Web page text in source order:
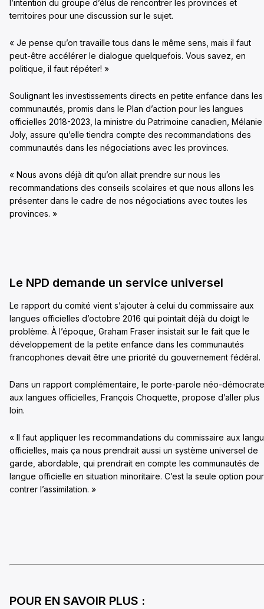
l’intention du groupe d’élus de rencontrer les provinces et
territoires pour une discussion sur le sujet.
« Je pense qu’on travaille tous dans le même sens, mais il faut
peut-être accélérer le dialogue quelquefois. Vous savez, en
politique, il faut répéter! »
Soulignant les investissements directs en petite enfance dans les
communautés, promis dans le Plan d’action pour les langues
officielles 2018-2023, la ministre du Patrimoine canadien, Mélanie
Joly, assure qu’elle tiendra compte des recommandations des
communautés dans les négociations avec les provinces.
« Nous avons déjà dit qu’on allait prendre sur nous les
recommandations des conseils scolaires et que nous allons les
présenter dans le cadre de nos négociations avec toutes les
provinces. »
Le NPD demande un service universel
Le rapport du comité vient s’ajouter à celui du commissaire aux
langues officielles d’octobre 2016 qui pointait déjà du doigt le
problème. À l’époque, Graham Fraser insistait sur le fait que le
développement de la petite enfance dans les communautés
francophones devait être une priorité du gouvernement fédéral.
Dans un rapport complémentaire, le porte-parole néo-démocrate
aux langues officielles, François Choquette, propose d’aller plus
loin.
« Il faut appliquer les recommandations du commissaire aux
officielles, mais ça nous prendrait aussi un système universel de
garde, abordable, qui prendrait en compte les communautés de
langue officielle en situation minoritaire. C’est la seule option pour
contrer l’assimilation. »
POUR EN SAVOIR PLUS :